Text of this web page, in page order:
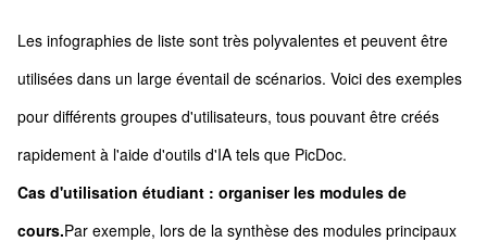
Les infographies de liste sont très polyvalentes et peuvent être
utilisées dans un large éventail de scénarios. Voici des exemples
pour différents groupes d'utilisateurs, tous pouvant être créés
rapidement à l'aide d'outils d'IA tels que PicDoc.
Cas d'utilisation étudiant : organiser les modules de
cours.Par exemple, lors de la synthèse des modules principaux